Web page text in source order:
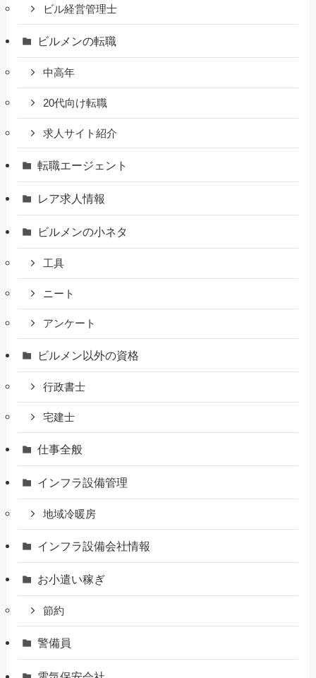
ビル経営管理士
ビルメンの転職
中高年
20代向け転職
求人サイト紹介
転職エージェント
レア求人情報
ビルメンの小ネタ
工具
ニート
アンケート
ビルメン以外の資格
行政書士
宅建士
仕事全般
インフラ設備管理
地域冷暖房
インフラ設備会社情報
お小遣い稼ぎ
節約
警備員